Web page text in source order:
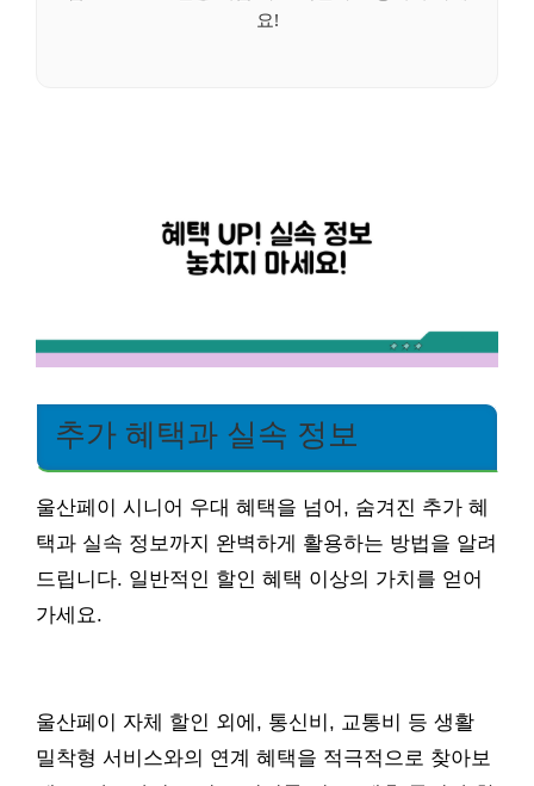
요!
추가 혜택과 실속 정보
울산페이 시니어 우대 혜택을 넘어, 숨겨진 추가 혜
택과 실속 정보까지 완벽하게 활용하는 방법을 알려
드립니다. 일반적인 할인 혜택 이상의 가치를 얻어
가세요.
울산페이 자체 할인 외에, 통신비, 교통비 등 생활
밀착형 서비스와의 연계 혜택을 적극적으로 찾아보